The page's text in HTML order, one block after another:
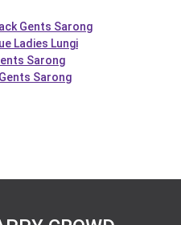
Gents Sarong
Ladies Lungi
Sarong
Sarong